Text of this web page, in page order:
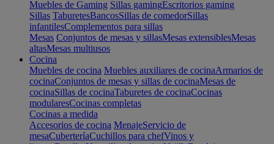
Muebles de Gaming Sillas gamingEscritorios gaming
Sillas TaburetesBancosSillas de comedorSillas
infantilesComplementos para sillas
Mesas Conjuntos de mesas y sillasMesas extensiblesMesas
altasMesas multiusos
Cocina
Muebles de cocina Muebles auxiliares de cocinaArmarios de
cocinaConjuntos de mesas y sillas de cocinaMesas de
cocinaSillas de cocinaTaburetes de cocinaCocinas
modularesCocinas completas
Cocinas a medida
Accesorios de cocina MenajeServicio de
mesaCuberteríaCuchillos para chefVinos y